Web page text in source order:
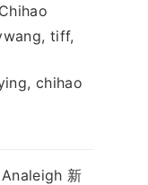
tiff,
chihao
新